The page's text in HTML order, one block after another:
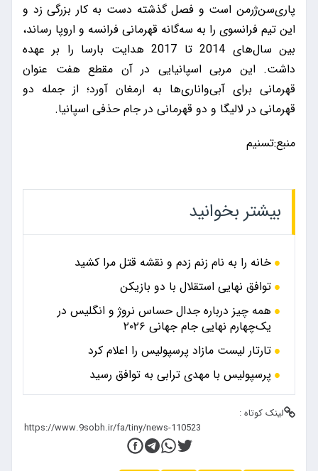
پاری‌سن‌ژرمن است و فصل گذشته دست به کار بزرگی زد و
این تیم فرانسوی را به سه‌گانه قهرمانی فرانسه و اروپا رساند،
بین سال‌های 2014 تا 2017 هدایت بارسا را بر عهده
داشت. این مربی اسپانیایی در آن مقطع هفت عنوان
قهرمانی برای آبی‌واناری‌ها به ارمغان آورد؛ از جمله دو
قهرمانی در لالیگا و دو قهرمانی در جام حذفی اسپانیا.
منبع:تسنیم
بیشتر بخوانید
خانه را به نام زنم زدم و نقشه قتل مرا کشید
توافق نهایی استقلال با دو بازیکن
همه چیز درباره جدال حساس نروژ و انگلیس در
یک‌چهارم نهایی جام جهانی ۲۰۲۶
تارتار لیست مازاد پرسپولیس را اعلام کرد
پرسپولیس با مهدی ترابی به توافق رسید
لینک کوتاه :